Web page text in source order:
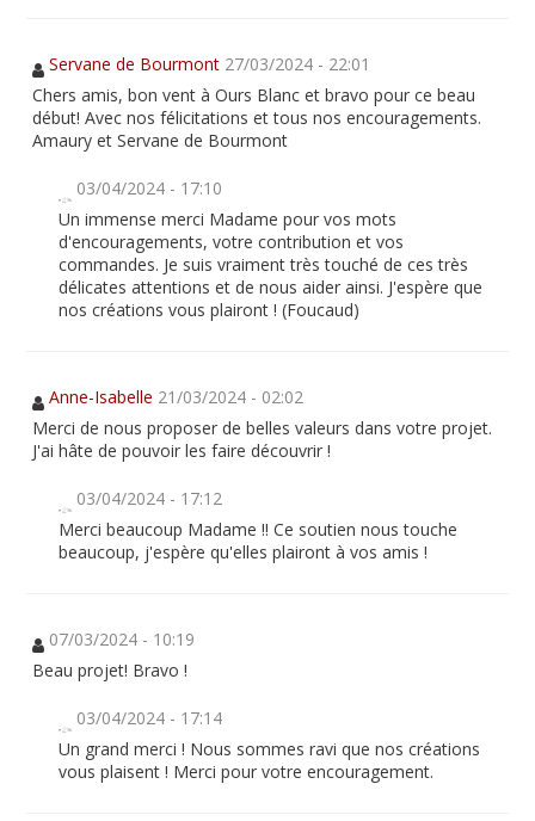
Servane de Bourmont 27/03/2024 - 22:01
Chers amis, bon vent à Ours Blanc et bravo pour ce beau
début! Avec nos félicitations et tous nos encouragements.
Amaury et Servane de Bourmont
03/04/2024 - 17:10
Un immense merci Madame pour vos mots
d'encouragements, votre contribution et vos
commandes. Je suis vraiment très touché de ces très
délicates attentions et de nous aider ainsi. J'espère que
nos créations vous plairont ! (Foucaud)
Anne-Isabelle 21/03/2024 - 02:02
Merci de nous proposer de belles valeurs dans votre projet.
J'ai hâte de pouvoir les faire découvrir !
03/04/2024 - 17:12
Merci beaucoup Madame !! Ce soutien nous touche
beaucoup, j'espère qu'elles plairont à vos amis !
07/03/2024 - 10:19
Beau projet! Bravo !
03/04/2024 - 17:14
Un grand merci ! Nous sommes ravi que nos créations
vous plaisent ! Merci pour votre encouragement.